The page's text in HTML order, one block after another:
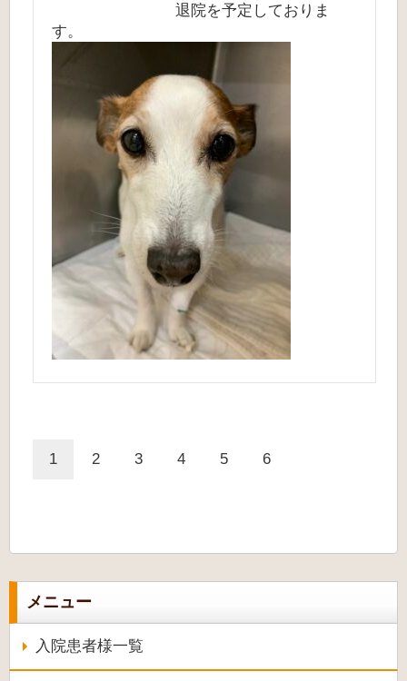
退院を予定しておりま
す。
1 2 3 4 5 6
メニュー
入院患者様一覧